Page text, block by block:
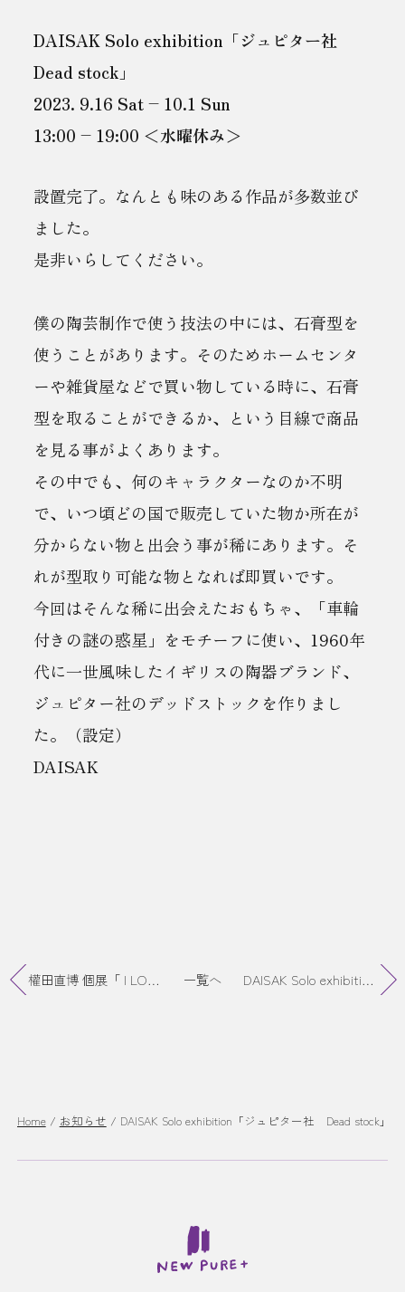
DAISAK Solo exhibition「ジュピター社
Dead stock」
2023. 9.16 Sat – 10.1 Sun
13:00 – 19:00 ＜水曜休み＞
設置完了。なんとも味のある作品が多数並び
ました。
是非いらしてください。
僕の陶芸制作で使う技法の中には、石膏型を
使うことがあります。そのためホームセンタ
ーや雑貨屋などで買い物している時に、石膏
型を取ることができるか、という目線で商品
を見る事がよくあります。
その中でも、何のキャラクターなのか不明
で、いつ頃どの国で販売していた物か所在が
分からない物と出会う事が稀にあります。そ
れが型取り可能な物となれば即買いです。
今回はそんな稀に出会えたおもちゃ、「車輪
付きの謎の惑星」をモチーフに使い、1960年
代に一世風味したイギリスの陶器ブランド、
ジュピター社のデッドストックを作りまし
た。（設定）
DAISAK
權田直博 個展「 I LOVE YOU 」終了 一覧へ DAISAK Solo exhibition「ジュピター社 Dead stock」Online販売スタート
Home / お知らせ / DAISAK Solo exhibition「ジュピター社 Dead stock」